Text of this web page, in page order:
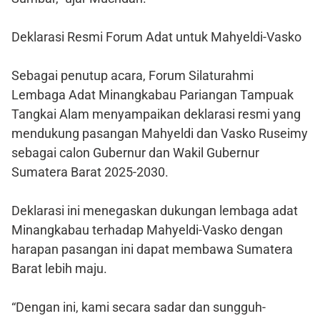
Deklarasi Resmi Forum Adat untuk Mahyeldi-Vasko
Sebagai penutup acara, Forum Silaturahmi
Lembaga Adat Minangkabau Pariangan Tampuak
Tangkai Alam menyampaikan deklarasi resmi yang
mendukung pasangan Mahyeldi dan Vasko Ruseimy
sebagai calon Gubernur dan Wakil Gubernur
Sumatera Barat 2025-2030.
Deklarasi ini menegaskan dukungan lembaga adat
Minangkabau terhadap Mahyeldi-Vasko dengan
harapan pasangan ini dapat membawa Sumatera
Barat lebih maju.
“Dengan ini, kami secara sadar dan sungguh-